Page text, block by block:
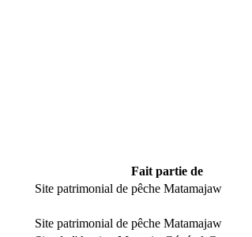
Fait partie de
Site patrimonial de pêche Matamajaw
Site patrimonial de pêche Matamajaw